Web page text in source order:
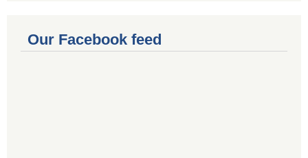
Our Facebook feed